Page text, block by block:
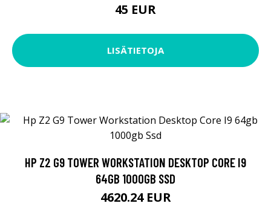
45 EUR
LISÄTIETOJA
HP Z2 G9 TOWER WORKSTATION DESKTOP CORE I9
64GB 1000GB SSD
4620.24 EUR